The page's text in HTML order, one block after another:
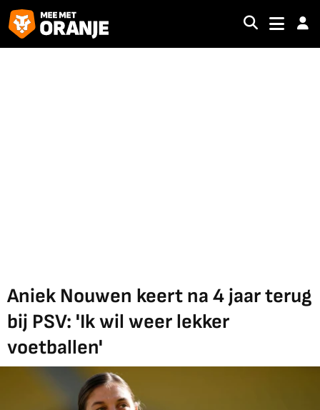
Aniek Nouwen keert na 4 jaar terug
bij PSV: 'Ik wil weer lekker
voetballen'